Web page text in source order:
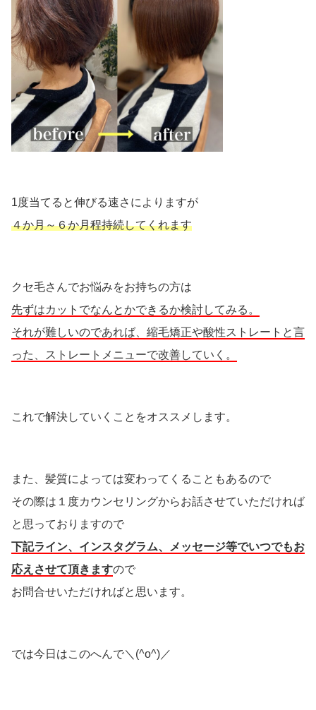
1度当てると伸びる速さによりますが
４か月～６か月程持続してくれます
クセ毛さんでお悩みをお持ちの方は
先ずはカットでなんとかできるか検討してみる。
それが難しいのであれば、縮毛矯正や酸性ストレートと言
った、ストレートメニューで改善していく。
これで解決していくことをオススメします。
また、髪質によっては変わってくることもあるので
その際は１度カウンセリングからお話させていただければ
と思っておりますので
下記ライン、インスタグラム、メッセージ等でいつでもお
応えさせて頂きますので
お問合せいただければと思います。
では今日はこのへんで＼(^o^)／